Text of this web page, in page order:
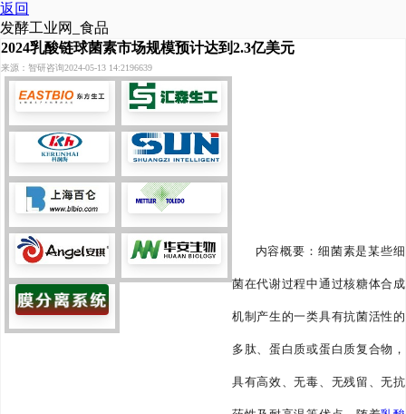
返回
发酵工业网_食品
2024乳酸链球菌素市场规模预计达到2.3亿美元
来源：智研咨询2024-05-13 14:2196639
内容概要：细菌素是某些细
菌在代谢过程中通过核糖体合成
机制产生的一类具有抗菌活性的
多肽、蛋白质或蛋白质复合物，
具有高效、无毒、无残留、无抗